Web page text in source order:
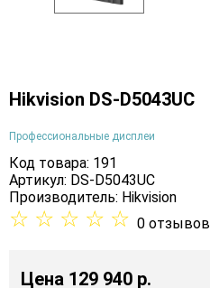
Hikvision DS-D5043UC
Профессиональные дисплеи
Код товара: 191
Артикул: DS-D5043UC
Производитель: Hikvision
☆ ☆ ☆ ☆ ☆ 0 отзывов
Цена 129 940 p.